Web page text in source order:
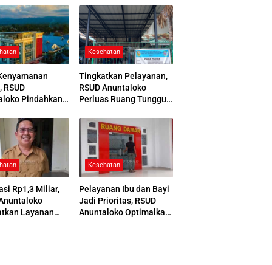
RSUD
Pindahkan
Kesehatan
Tingkatkan Pelayanan,
RSUD Anuntaloko
Perluas Ruang Tunggu
Parkir
Rp1,3 Miliar,
Layanan
Kesehatan
Pelayanan Ibu dan Bayi
Jadi Prioritas, RSUD
Anuntaloko Optimalkan